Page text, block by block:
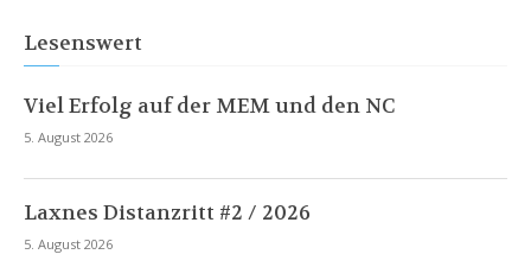
Lesenswert
Viel Erfolg auf der MEM und den NC
5. August 2026
Laxnes Distanzritt #2 / 2026
5. August 2026